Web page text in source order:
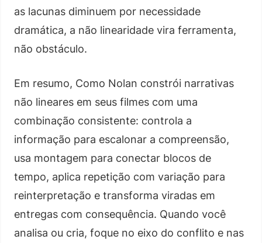
as lacunas diminuem por necessidade
dramática, a não linearidade vira ferramenta,
não obstáculo.
Em resumo, Como Nolan constrói narrativas
não lineares em seus filmes com uma
combinação consistente: controla a
informação para escalonar a compreensão,
usa montagem para conectar blocos de
tempo, aplica repetição com variação para
reinterpretação e transforma viradas em
entregas com consequência. Quando você
analisa ou cria, foque no eixo do conflito e nas